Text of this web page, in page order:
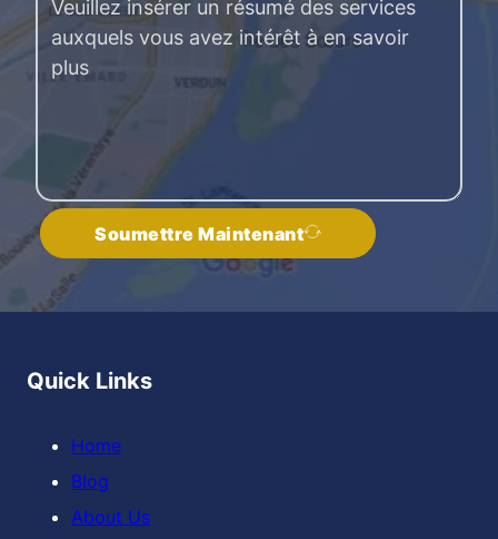
Soumettre Maintenant
Quick Links
Home
Blog
About Us